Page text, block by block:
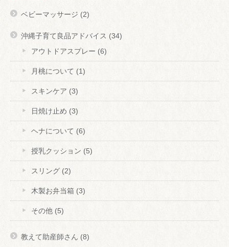
ベビーマッサージ (2)
沖縄子育て良品アドバイス (34)
アウトドアスプレー (6)
月桃について (1)
スキンケア (3)
日焼け止め (3)
ヘナについて (6)
授乳クッション (5)
スリング (2)
木製お弁当箱 (3)
その他 (5)
教えて助産師さん (8)